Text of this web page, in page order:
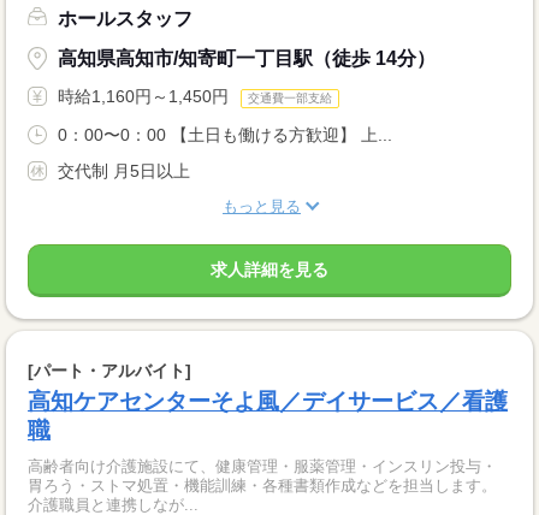
ホールスタッフ
高知県高知市/知寄町一丁目駅（徒歩 14分）
時給1,160円～1,450円 交通費一部支給
0：00〜0：00 【土日も働ける方歓迎】 上...
交代制 月5日以上
もっと見る
求人詳細を見る
[パート・アルバイト]
高知ケアセンターそよ風／デイサービス／看護
職
高齢者向け介護施設にて、健康管理・服薬管理・インスリン投与・
胃ろう・ストマ処置・機能訓練・各種書類作成などを担当します。
介護職員と連携しなが...